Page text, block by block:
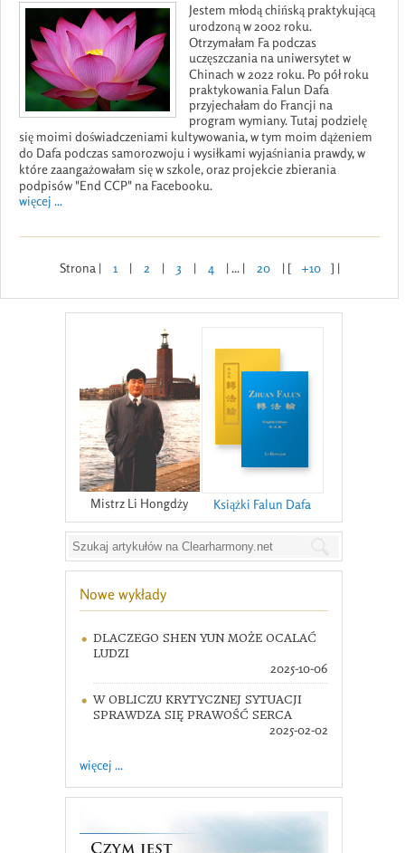
Jestem młodą chińską praktykującą
urodzoną w 2002 roku.
Otrzymałam Fa podczas
uczęszczania na uniwersytet w
Chinach w 2022 roku. Po pół roku
praktykowania Falun Dafa
przyjechałam do Francji na
program wymiany. Tutaj podzielę
się moimi doświadczeniami kultywowania, w tym moim dążeniem
do Dafa podczas samorozwoju i wysiłkami wyjaśniania prawdy, w
które zaangażowałam się w szkole, oraz projekcie zbierania
podpisów "End CCP" na Facebooku.
więcej ...
Strona | 1 | 2 | 3 | 4 | ... | 20 | [ +10 ] |
Mistrz Li Hongdży Książki Falun Dafa
Nowe wykłady
DLACZEGO SHEN YUN MOŻE OCALAĆ
LUDZI
2025-10-06
W OBLICZU KRYTYCZNEJ SYTUACJI
SPRAWDZA SIĘ PRAWOŚĆ SERCA
2025-02-02
więcej ...